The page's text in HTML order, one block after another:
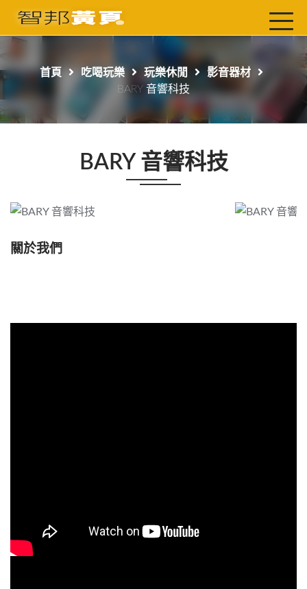
首頁
工商服務
首頁 吃喝玩樂 玩樂休閒
影音器材
BARY 音響科技
BARY 音響科技
關於我們